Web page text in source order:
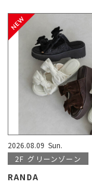
2026.08.09 Sun.
2F グリーンゾーン
RANDA